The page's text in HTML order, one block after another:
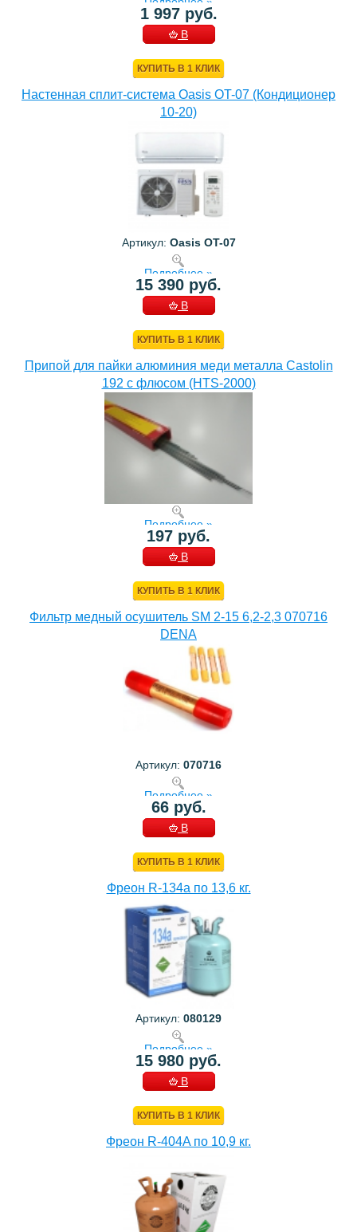
1 997 руб.
В
КУПИТЬ В 1 КЛИК
Настенная сплит-система Oasis OT-07 (Кондиционер
10-20)
Артикул: Oasis OT-07
Подробнее »
15 390 руб.
В
КУПИТЬ В 1 КЛИК
Припой для пайки алюминия меди металла Castolin
192 с флюсом (HTS-2000)
Подробнее »
197 руб.
В
КУПИТЬ В 1 КЛИК
Фильтр медный осушитель SM 2-15 6,2-2,3 070716
DENA
Артикул: 070716
Подробнее »
66 руб.
В
КУПИТЬ В 1 КЛИК
Фреон R-134a по 13,6 кг.
Артикул: 080129
Подробнее »
15 980 руб.
В
КУПИТЬ В 1 КЛИК
Фреон R-404A по 10,9 кг.